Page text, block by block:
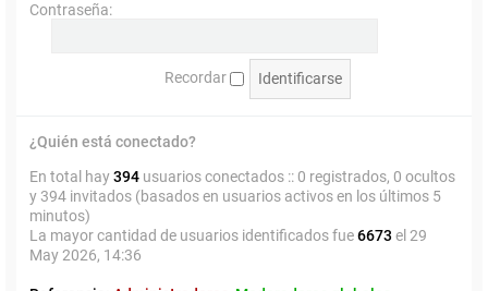
Contraseña:
Recordar
¿Quién está conectado?
En total hay394 usuarios conectados :: 0 registrados, 0 ocultos
y 394 invitados (basados en usuarios activos en los últimos 5
minutos)
La mayor cantidad de usuarios identificados fue6673 el 29
May 2026, 14:36